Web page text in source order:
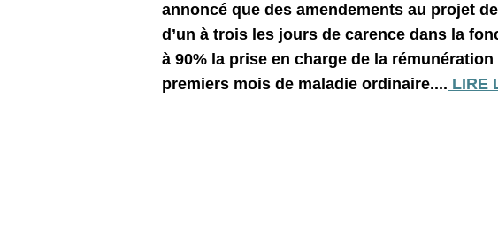
annoncé que des amendements au projet
d’un à trois les jours de carence dans la
à 90% la prise en charge de la
premiers mois de maladie ordinaire.... LIRE